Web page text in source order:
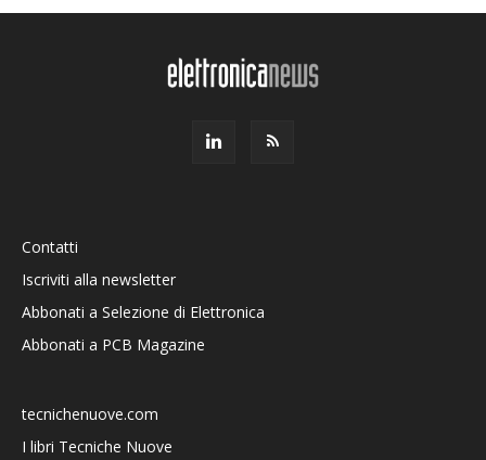
Contatti
Iscriviti alla newsletter
Abbonati a Selezione di Elettronica
Abbonati a PCB Magazine
tecnichenuove.com
I libri Tecniche Nuove